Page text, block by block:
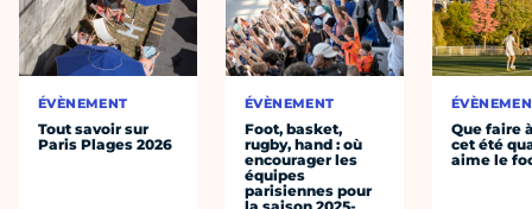
ÉVÈNEMENT
Tout savoir sur
Paris Plages 2026
ÉVÈNEMENT
Foot, basket,
rugby, hand : où
encourager les
équipes
parisiennes pour
Que faire
cet été
aime le